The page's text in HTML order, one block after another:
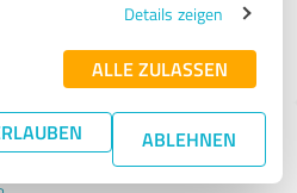
Details zeigen
ALLE ZULASSEN
ABLEHNEN
Experten finden - mit